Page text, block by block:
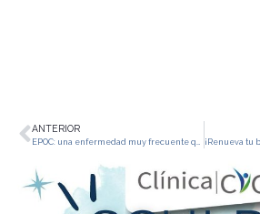
ANTERIOR